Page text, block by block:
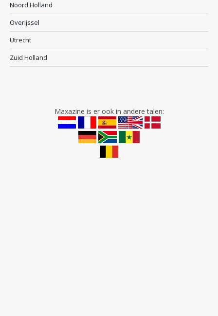
Noord Holland
Overijssel
Utrecht
Zuid Holland
Maxazine is er ook in andere talen: